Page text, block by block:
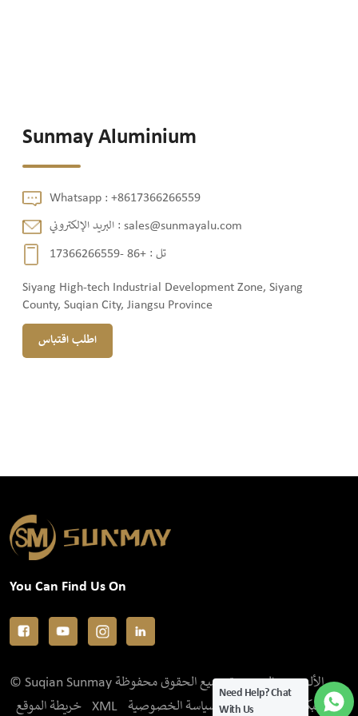
Sunmay Aluminium
Whatsapp :+8617366266559
البريد الإلكتروني :sales@sunmayalu.com
تل : +86 -17366266559
Siyang High-tech Industrial Development Zone, Siyang
County, Suqian City, Jiangsu Province
اطلب اقتباس
You Can Find Us On
© Suqian Sunmay الألومنيوم المحدودة جميع الحقوق محفوظة .
خريطة الموقع
XML سياسة الخصوصية IPv6 الشبكة المدعومة
Need Help? Chat
With Us